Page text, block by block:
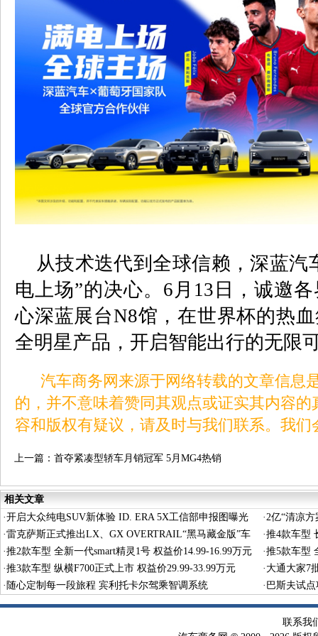
从技术迭代到全球信赖，深蓝汽
电上场”的决心。 6 月 13 日，诚邀
心深蓝展台N8馆，在世界杯的热
全明星产品，开启智能出行的无限
汽车商务网来源于网络转载的文章信息
的，并不意味着赞同其观点或证实其内容
容和版权有疑议，请及时与我们联系。我
上一篇： 首夺紧凑型轿车月销冠军 5月MG4热销
相关文章
·开启大众纯电SUV新体验 ID. ERA 5X工信部申报图曝光 ·2亿“清凉
·雷克萨斯正式推出LX、GX OVERTRAIL“黑马藏金版”车
型
·推4款车型
·推2款车型 全新一代smart精灵1号 权益价14.99-16.99万元 ·推5款车型
·推3款车型 纵横F700正式上市 权益价29.99-33.99万元 · 大通大家7
· 随心定制每一段旅程 宾利托卡尔驾乘智调系统 · 巴斯夫试
术
联系我